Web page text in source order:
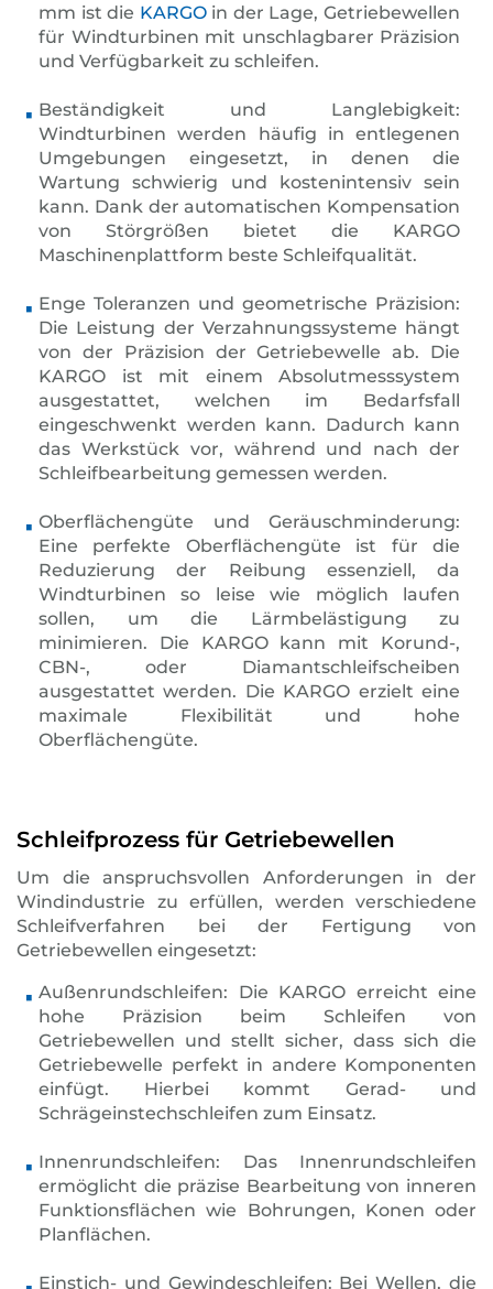
mm ist die KARGOin der Lage, Getriebewellen
für Windturbinen mit unschlagbarer Präzision
und Verfügbarkeit zu schleifen.
Beständigkeit und Langlebigkeit:
Windturbinen werden häufig in entlegenen
Umgebungen eingesetzt, in denen die
Wartung schwierig und kostenintensiv sein
kann. Dank der automatischen Kompensation
von Störgrößen bietet die KARGO
Maschinenplattform beste Schleifqualität.
Enge Toleranzen und geometrische Präzision:
Die Leistung der Verzahnungssysteme hängt
von der Präzision der Getriebewelle ab. Die
KARGO ist mit einem Absolutmesssystem
ausgestattet, welchen im Bedarfsfall
eingeschwenkt werden kann. Dadurch kann
das Werkstück vor, während und nach der
Schleifbearbeitung gemessen werden.
Oberflächengüte und Geräuschminderung:
Eine perfekte Oberflächengüte ist für die
Reduzierung der Reibung essenziell, da
Windturbinen so leise wie möglich laufen
sollen, um die Lärmbelästigung zu
minimieren. Die KARGO kann mit Korund-,
CBN-, oder Diamantschleifscheiben
ausgestattet werden. Die KARGO erzielt eine
maximale Flexibilität und hohe
Oberflächengüte.
Schleifprozess für Getriebewellen
Um die anspruchsvollen Anforderungen in der
Windindustrie zu erfüllen, werden verschiedene
Schleifverfahren bei der Fertigung von
Getriebewellen eingesetzt:
Außenrundschleifen: Die KARGO erreicht eine
hohe Präzision beim Schleifen von
Getriebewellen und stellt sicher, dass sich die
Getriebewelle perfekt in andere Komponenten
einfügt. Hierbei kommt Gerad- und
Schrägeinstechschleifen zum Einsatz.
Innenrundschleifen: Das Innenrundschleifen
ermöglicht die präzise Bearbeitung von inneren
Funktionsflächen wie Bohrungen, Konen oder
Planflächen.
Einstich- und Gewindeschleifen: Bei Wellen, die